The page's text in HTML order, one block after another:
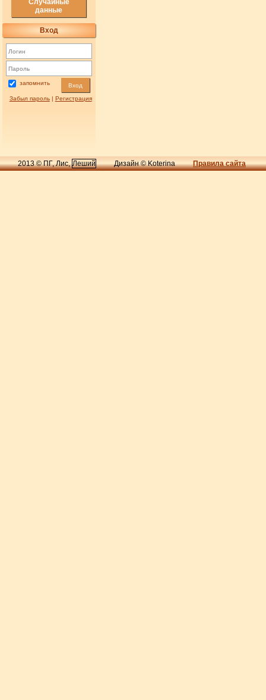
Случайные
данные
Вход
запомнить Вход
Забыл пароль| Регистрация
2013 © ПГ, Лис,Леший Дизайн © Koterina Правила сайта